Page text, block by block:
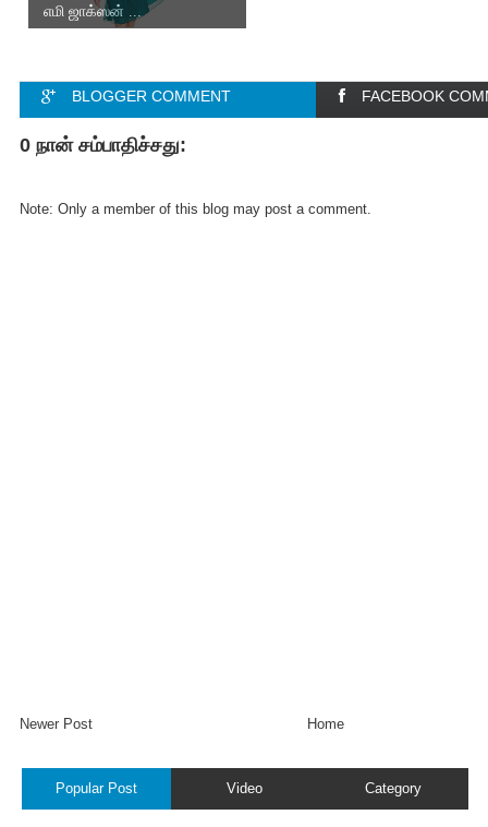
எமி ஜாக்ஸன் ...
BLOGGER COMMENT FACEBOOK
0 நான் சம்பாதிச்சது:
Note: Only a member of this blog may post a comment.
Newer Post Home
Popular Post Video Category